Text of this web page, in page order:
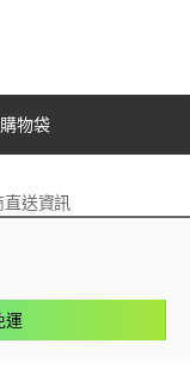
物袋
直送資訊
運